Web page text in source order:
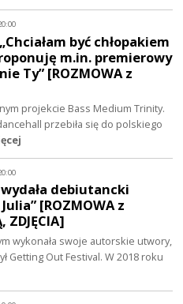
być chłopakiem
m.in. premierowy
Ty” [ROZMOWA z
projekcie Bass Medium Trinity.
przebiła się do polskiego
debiutancki
[ROZMOWA z
ZDJĘCIA]
wykonała swoje autorskie utwory,
Getting Out Festival. W 2018 roku